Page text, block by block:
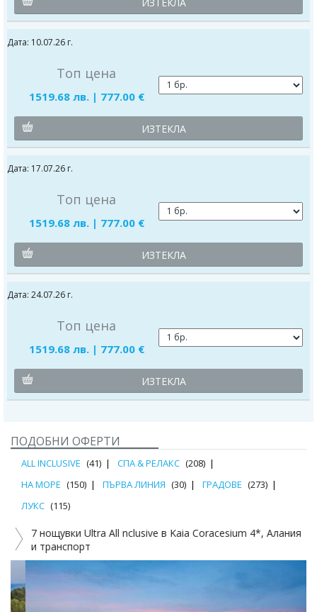
Дата: 10.07.26 г.
Топ цена
1519.68 лв. | 777.00 €
ИЗТЕКЛА
Дата: 17.07.26 г.
Топ цена
1519.68 лв. | 777.00 €
ИЗТЕКЛА
Дата: 24.07.26 г.
Топ цена
1519.68 лв. | 777.00 €
ИЗТЕКЛА
ПОДОБНИ ОФЕРТИ
ALL INCLUSIVE (41) СПА & РЕЛАКС (208)
НА МОРЕ (150) ПЪРВА ЛИНИЯ (30) ГРАДОВЕ (273)
ЛУКС (115)
7 нощувки Ultra All nclusive в Kaia Coracesium 4*, Алания
и транспорт